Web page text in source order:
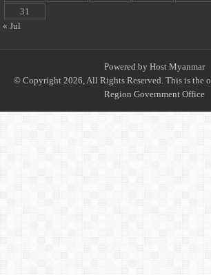
31
« Jul
Powered by Host Myanmar
© Copyright 2026, All Rights Reserved. This is the
Region Government Office